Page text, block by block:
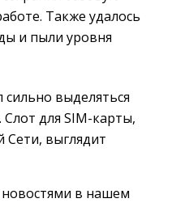
Также удалось
и пыли уровня
выделяться
для SIM-карты,
Сети, выглядит
в нашем